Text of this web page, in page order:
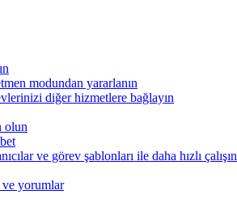
modundan yararlanın
diğer hizmetlere bağlayın
olun
ve görev şablonları ile daha hızlı çalışın
ve yorumlar